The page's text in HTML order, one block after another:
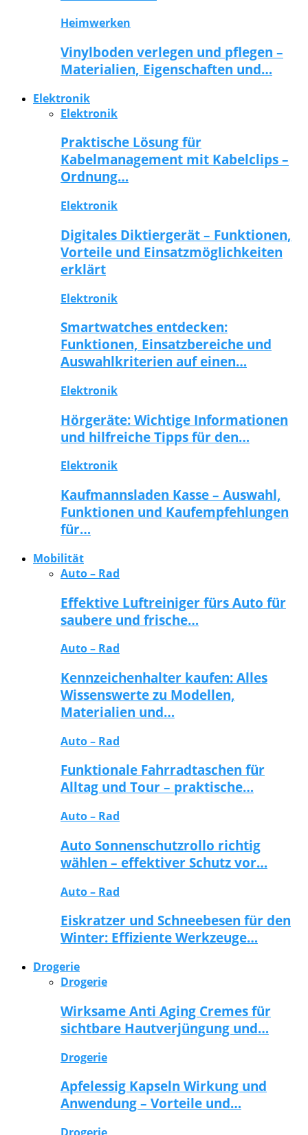
Heimwerken
Vinylboden verlegen und pflegen –
Materialien, Eigenschaften und…
Elektronik
Elektronik
Praktische Lösung für
Kabelmanagement mit Kabelclips –
Ordnung…
Elektronik
Digitales Diktiergerät – Funktionen,
Vorteile und Einsatzmöglichkeiten
erklärt
Elektronik
Smartwatches entdecken:
Funktionen, Einsatzbereiche und
Auswahlkriterien auf einen…
Elektronik
Hörgeräte: Wichtige Informationen
und hilfreiche Tipps für den…
Elektronik
Kaufmannsladen Kasse – Auswahl,
Funktionen und Kaufempfehlungen
für…
Mobilität
Auto – Rad
Effektive Luftreiniger fürs Auto für
saubere und frische…
Auto – Rad
Kennzeichenhalter kaufen: Alles
Wissenswerte zu Modellen,
Materialien und…
Auto – Rad
Funktionale Fahrradtaschen für
Alltag und Tour – praktische…
Auto – Rad
Auto Sonnenschutzrollo richtig
wählen – effektiver Schutz vor…
Auto – Rad
Eiskratzer und Schneebesen für den
Winter: Effiziente Werkzeuge…
Drogerie
Drogerie
Wirksame Anti Aging Cremes für
sichtbare Hautverjüngung und…
Drogerie
Apfelessig Kapseln Wirkung und
Anwendung – Vorteile und…